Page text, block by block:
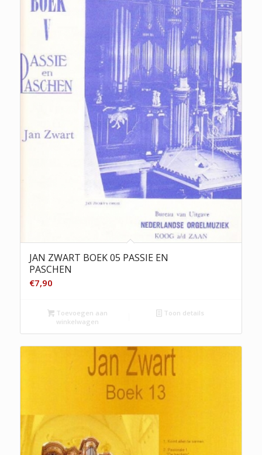
JAN ZWART BOEK 05 PASSIE EN
PASCHEN
€7,90
Toevoegen aan
winkelwagen
Toon details